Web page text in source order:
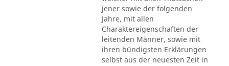
jener sowie der folgenden
Jahre, mit allen
Charaktereigenschaften der
leitenden Männer, sowie mit
ihren bündigsten Erklärungen
selbst aus der neuesten Zeit in